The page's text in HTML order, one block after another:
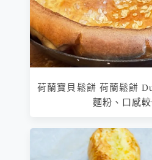
荷蘭寶貝鬆餅 荷蘭鬆餅
麵粉、口感